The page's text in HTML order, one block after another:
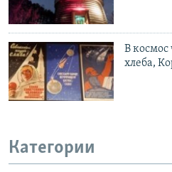
В космос
хлеба,
Категории